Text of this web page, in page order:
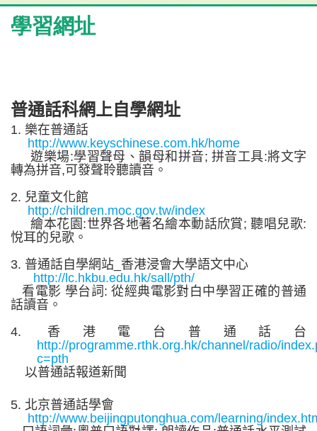
學習網址
普通話科網上自學網址
1. 樂在普通話
http://www.keyschinese.com.hk/home
遊樂場:學習聲母 、韻母和拼音; 拼音工具:將文字
轉為拼音,可發聲聆聽讀音 。
2. 兒童文化館
http://children.moc.gov.tw/index
繪本花 園 :世界各地著名繪本動話欣賞;聽唱兒歌:
悅耳的兒歌 。
3. 普通話自學網站 香港浸會大學語文中心
http://lc.hkbu.edu.hk/sall/pth/
看電影 學台詞 :從經典電影對白中學習正確的普通
話讀音 。
4. 香 港 電台普 通話 台
http://programme.rthk.org.hk/channel/radio/
c=pth
以普通話報道新聞
5. 北京普通話學會
http://www.beijingputonghua.com/learning/